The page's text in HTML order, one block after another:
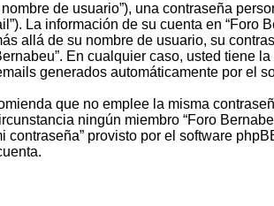
de usuario”), una contraseña
La información de su cuenta en “Foro
allá de su nombre de usuario, su
En cualquier caso, usted tiene
generados automáticamente por el
que no emplee la misma
ningún miembro “Foro
provisto por el software